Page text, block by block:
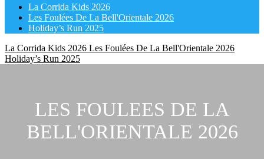
La Corrida Kids 2026
Les Foulées De La Bell'Orientale 2026
Holiday’s Run 2025
La Corrida Kids 2026 Les Foulées De La Bell'Orientale 2026
Holiday’s Run 2025
LES FOULEES DE LA
BELL'ORIENTALE 2026